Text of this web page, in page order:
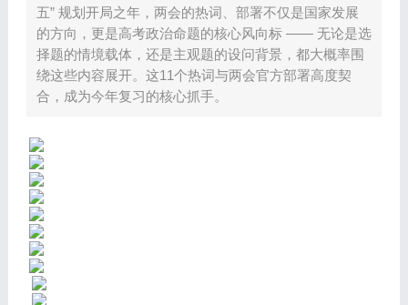
五” 规划开局之年，两会的热词、部署不仅是国家发展
的方向，更是高考政治命题的核心风向标 —— 无论是选
择题的情境载体，还是主观题的设问背景，都大概率围
绕这些内容展开。这11个热词与两会官方部署高度契
合，成为今年复习的核心抓手。